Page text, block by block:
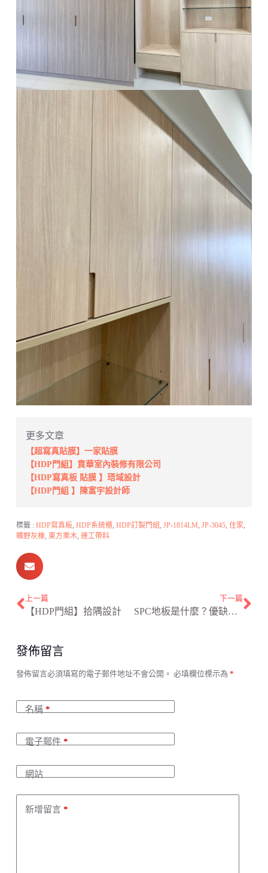
更多文章
【超寫真貼膜】一家貼膜
【HDP門組】賁華室內裝修有限公司
【HDP寫真板 貼膜 】珸域設計
【HDP門組 】陳富宇設計師
標籤 : HDP寫真板, HDP系統櫃, HDP訂製門組 JP-1814LM JP-3045, 住家
曠野灰橡 東方栗木, 連工帶料
上一篇
【HDP門組】拾隅設計
下一篇
SPC地板是什麼？優缺點、清潔保養重點一次整理
發佈留言
發佈留言必須填寫的電子郵件地址不會公開。 必填欄位標示為 *
名稱*
電子郵件*
網站
新增留言*
A
e
r
a
t
v
e